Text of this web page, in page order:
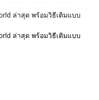
ล่าสุด พร้อมวิธีเติมแบบ
ล่าสุด พร้อมวิธีเติมแบบ